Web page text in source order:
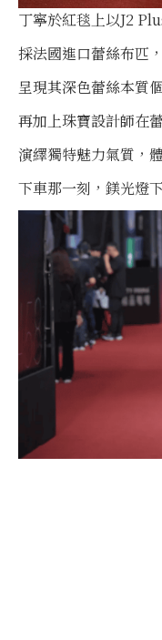
丁寧於紅毯上以J2
採法國進口蕾絲布匹
呈現其深色蕾絲本質
再加上珠寶設計師在
演繹獨特魅力氣質，
下車那一刻，鎂光燈